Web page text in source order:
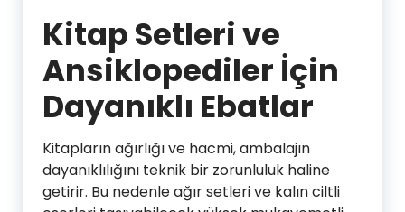
Kitap Setleri ve
Ansiklopediler İçin
Dayanıklı Ebatlar
Kitapların ağırlığı ve hacmi, ambalajın
dayanıklılığını teknik bir zorunluluk haline
getirir. Bu nedenle ağır setleri ve kalın ciltli